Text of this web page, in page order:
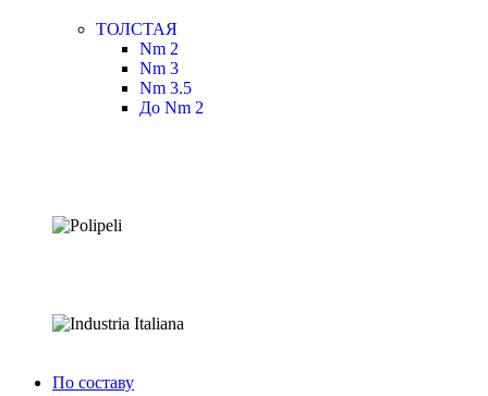
ТОЛСТАЯ
Nm 2
Nm 3
Nm 3.5
До Nm 2
По составу